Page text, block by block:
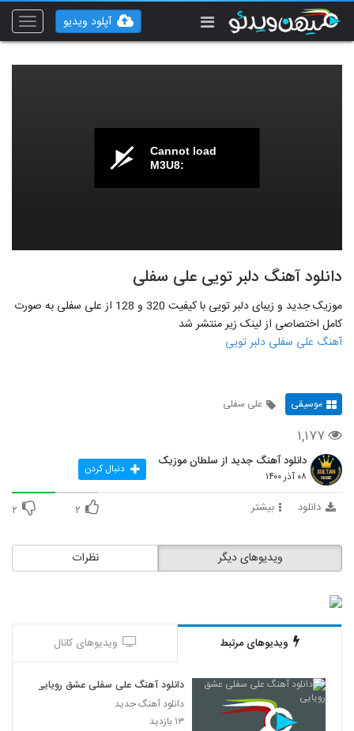
Toggle
آپلود ویدیو
Cannot load
M3U8:
دانلود آهنگ دلبر تویی علی سفلی
موزیک جدید و زیبای دلبر تویی با کیفیت 320 و 128 از علی سفلی به صورت
کامل اختصاصی از لینک زیر منتشر شد
آهنگ علی سفلی دلبر تویی
موسیقی علی سفلی
۱,۱۷۷
دانلود آهنگ جدید از سلطان موزیک
۰۸ آذر ۱۴۰۰ دنبال کردن
دانلود بیشتر ۲ ۲
نظرات ویدیوهای دیگر
ویدیوهای مرتبط ویدیوهای کانال
دانلود آهنگ علی سفلی عشق رویایی
دانلود آهنگ جدید
۱۳ بازدید